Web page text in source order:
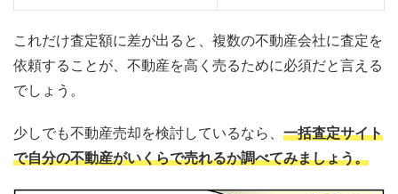
これだけ査定額に差が出ると、複数の不動産会社に査定を
依頼することが、不動産を高く売るために必須だと言える
でしょう。
少しでも不動産売却を検討しているなら、 一括査定サイト
で自分の不動産がいくらで売れるか調べてみましょう。